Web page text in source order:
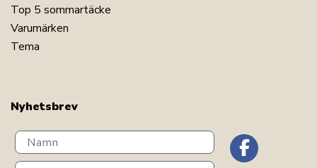
Top 5 sommartäcke
Varumärken
Tema
Nyhetsbrev
Navn